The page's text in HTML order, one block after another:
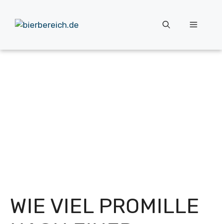
Inhalt
springen
Menü
WIE VIEL PROMILLE